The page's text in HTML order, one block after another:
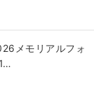
メモリアルフォ